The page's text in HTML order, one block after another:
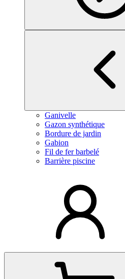
Ganivelle
Gazon synthétique
Bordure de jardin
Gabion
Fil de fer barbelé
Barrière piscine